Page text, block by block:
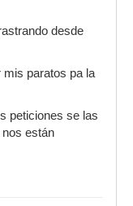
desde
mis paratos pa la
peticiones se las
están